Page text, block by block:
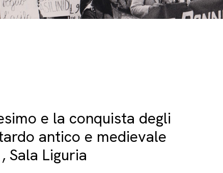
e la conquista degli
antico e medievale
Sala Liguria